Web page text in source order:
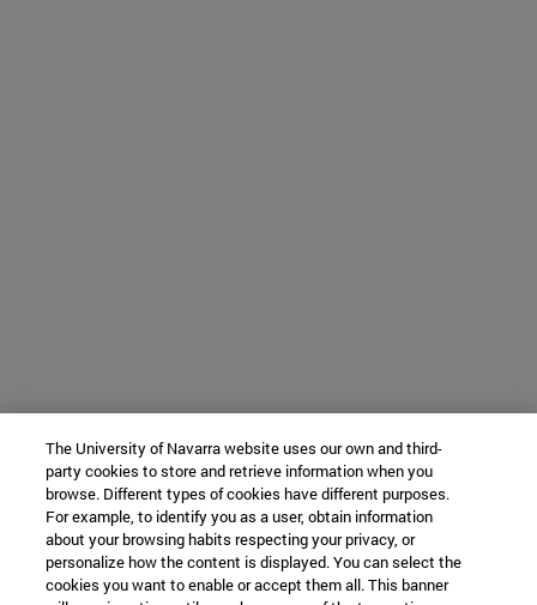
The University of Navarra website uses our own and third-
party cookies to store and retrieve information when you
browse. Different types of cookies have different purposes.
For example, to identify you as a user, obtain information
about your browsing habits respecting your privacy, or
personalize how the content is displayed. You can select the
cookies you want to enable or accept them all. This banner